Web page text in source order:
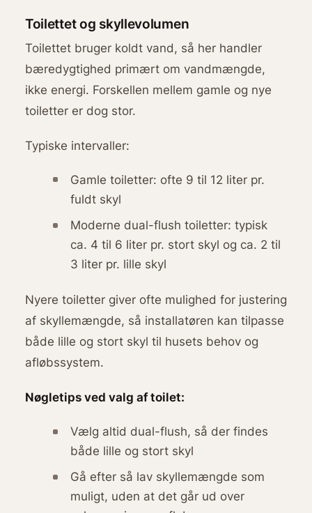
Toilettet og skyllevolumen
Toilettet bruger koldt vand, så her handler
bæredygtighed primært om vandmængde,
ikke energi. Forskellen mellem gamle og nye
toiletter er dog stor.
Typiske intervaller:
Gamle toiletter: ofte 9 til 12 liter pr.
fuldt skyl
Moderne dual-flush toiletter: typisk
ca. 4 til 6 liter pr. stort skyl og ca. 2 til
3 liter pr. lille skyl
Nyere toiletter giver ofte mulighed for justering
af skyllemængde, så installatøren kan tilpasse
både lille og stort skyl til husets behov og
afløbssystem.
Nøgletips ved valg af toilet:
Vælg altid dual-flush, så der findes
både lille og stort skyl
Gå efter så lav skyllemængde som
muligt, uden at det går ud over